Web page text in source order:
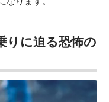
りに迫る恐怖の